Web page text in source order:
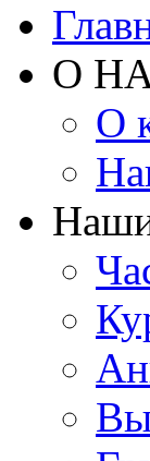
О
О